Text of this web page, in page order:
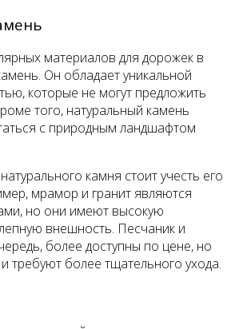
материалов для дорожек в
Он обладает уникальной
которые не могут предложить
того, натуральный камень
с природным ландшафтом
камня стоит учесть его
мрамор и гранит являются
но они имеют высокую
внешность. Песчаник и
более доступны по цене, но
требуют более тщательного ухода.